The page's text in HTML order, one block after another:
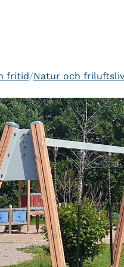
fritid Natur och friluftsliv